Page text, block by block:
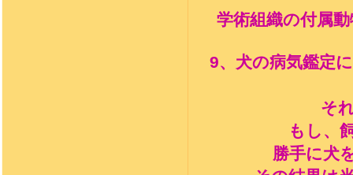
学術組織の付属
9、犬の病気鑑定
そ
もし、
勝手に犬